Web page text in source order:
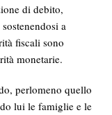
di debito,
a
fiscali sono
monetarie.
perlomeno quello
lui le famiglie e le